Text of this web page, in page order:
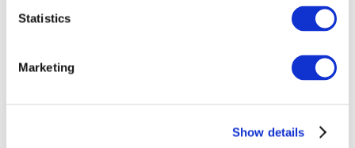
Statistics
Marketing
Show details
Todos os